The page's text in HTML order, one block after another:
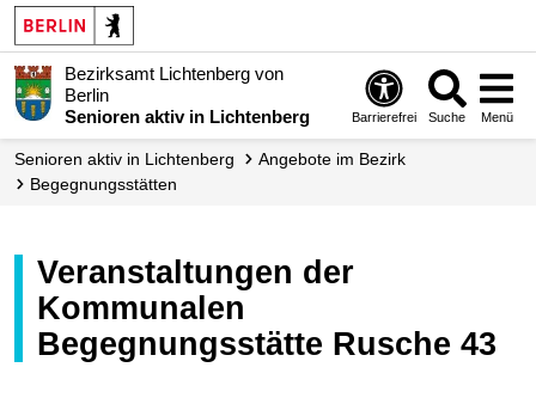
Bezirksamt Lichtenberg von
Berlin
Senioren aktiv in Lichtenberg
Barrierefrei Suche Menü
Senioren aktiv in Lichtenberg
Angebote im Bezirk
Begegnungs­stätten
Veranstaltungen der
Kommunalen
Begegnungsstätte Rusche 43